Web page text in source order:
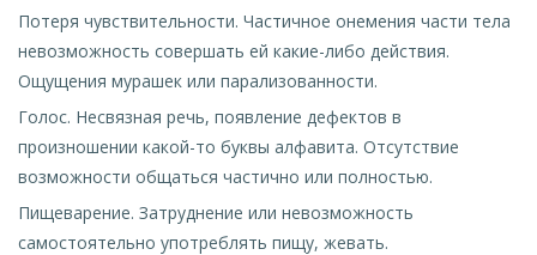
Потеря чувствительности. Частичное онемения части тела
невозможность совершать ей какие-либо действия.
Ощущения мурашек или парализованности.
Голос. Несвязная речь, появление дефектов в
произношении какой-то буквы алфавита. Отсутствие
возможности общаться частично или полностью.
Пищеварение. Затруднение или невозможность
самостоятельно употреблять пищу, жевать.